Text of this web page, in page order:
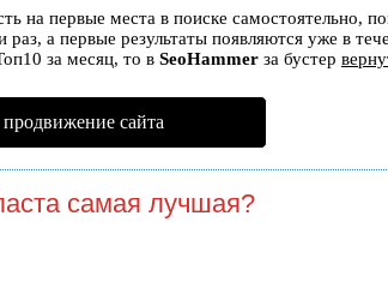
на первые места в поиске самостоятельно,
раз, а первые результаты появляются уже в
за месяц, то в SeoHammer за бустер
продвижение сайта
самая лучшая?